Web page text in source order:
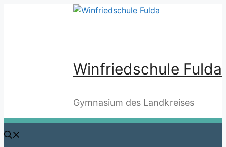
Winfriedschule Fulda
Gymnasium des Landkreises